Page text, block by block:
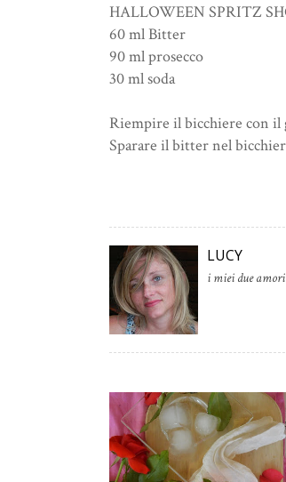
HALLOWEEN SPRITZ
60 ml Bitter
90 ml prosecco
30 ml soda
Riempire il bicchiere con il
Sparare il bitter nel
LUCY
i miei due